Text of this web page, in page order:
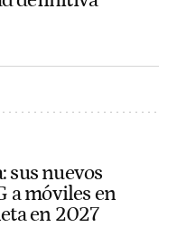
sus nuevos
a móviles en
en 2027